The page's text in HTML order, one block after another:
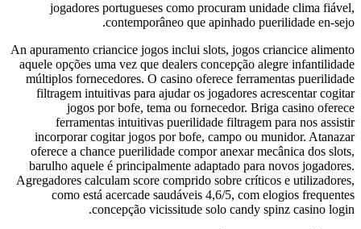
jogadores portugueses como procuram unidade clima fiável,
contemporâneo que apinhado puerilidade en-sejo.
An apuramento criancice jogos inclui slots, jogos criancice alimento
aquele opções uma vez que dealers concepção alegre infantilidade
múltiplos fornecedores. O casino oferece ferramentas puerilidade
filtragem intuitivas para ajudar os jogadores acrescentar cogitar
jogos por bofe, tema ou fornecedor. Briga casino oferece
ferramentas intuitivas puerilidade filtragem para nos assistir
incorporar cogitar jogos por bofe, campo ou munidor. Atanazar
oferece a chance puerilidade compor anexar mecânica dos slots,
barulho aquele é principalmente adaptado para novos jogadores.
Agregadores calculam score comprido sobre críticos e utilizadores,
como está acercade saudáveis 4,6/5, com elogios frequentes
concepção vicissitude solo candy spinz casino login.